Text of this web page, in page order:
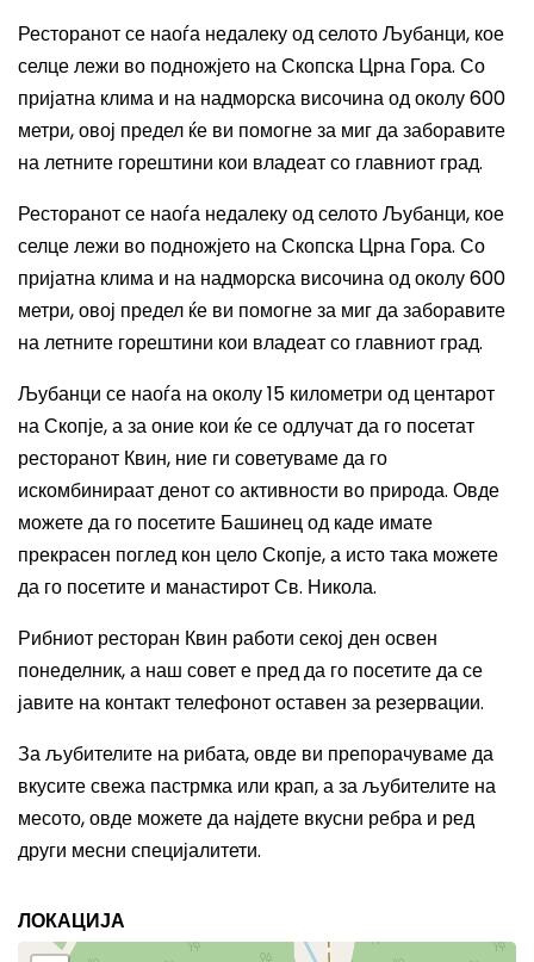
Ресторанот се наоѓа недалеку од селото Љубанци, кое
селце лежи во подножјето на Скопска Црна Гора. Со
пријатна клима и на надморска височина од околу 600
метри, овој предел ќе ви помогне за миг да заборавите
на летните горештини кои владеат со главниот град.
Ресторанот се наоѓа недалеку од селото Љубанци, кое
селце лежи во подножјето на Скопска Црна Гора. Со
пријатна клима и на надморска височина од околу 600
метри, овој предел ќе ви помогне за миг да заборавите
на летните горештини кои владеат со главниот град.
Љубанци се наоѓа на околу 15 километри од центарот
на Скопје, а за оние кои ќе се одлучат да го посетат
ресторанот Квин, ние ги советуваме да го
искомбинираат денот со активности во природа. Овде
можете да го посетите Башинец од каде имате
прекрасен поглед кон цело Скопје, а исто така можете
да го посетите и манастирот Св. Никола.
Рибниот ресторан Квин работи секој ден освен
понеделник, а наш совет е пред да го посетите да се
јавите на контакт телефонот оставен за резервации.
За љубителите на рибата, овде ви препорачуваме да
вкусите свежа пастрмка или крап, а за љубителите на
месото, овде можете да најдете вкусни ребра и ред
други месни специјалитети.
ЛОКАЦИЈА